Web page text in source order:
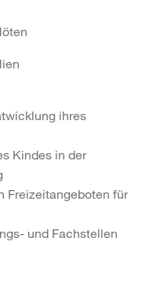
ihres
Kindes in der
Freizeitangeboten für
und Fachstellen